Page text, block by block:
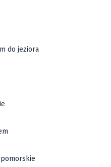
do jeziora